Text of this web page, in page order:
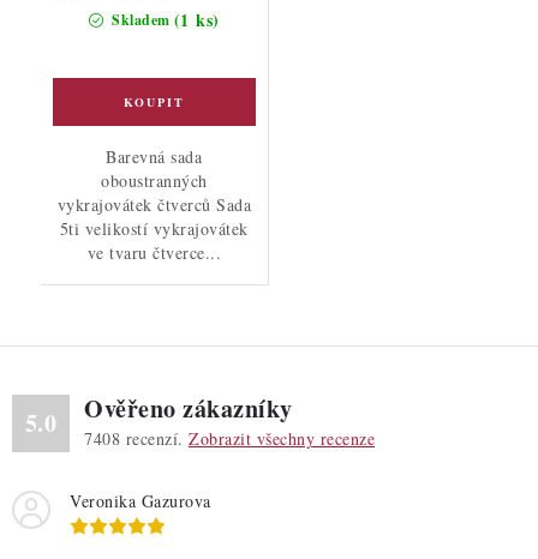
Skladem (1 ks)
Barevná sada
oboustranných
vykrajovátek čtverců Sada
5ti velikostí vykrajovátek
ve tvaru čtverce...
5.0 Ověřeno zákazníky
7408 recenzí. Zobrazit všechny recenze
Veronika Gazurova